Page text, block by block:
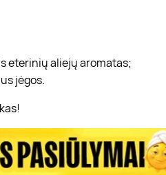
eterinių aliejų aromatas;
jėgos.